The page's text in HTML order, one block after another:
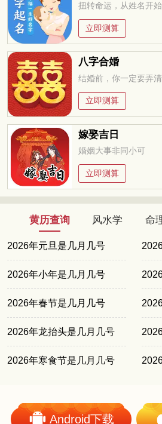
扭转命运，从姓名开始
立即测算
八字合婚
立即测算
嫁娶吉日
婚姻大事非同小可
立即测算
黄历查询 风水学 命
2026年元旦是几月几号
2026年小年是几月几号
2026年春节是几月几号
2026年龙抬头是几月几号
2026年寒食节是几月几号
Android下载